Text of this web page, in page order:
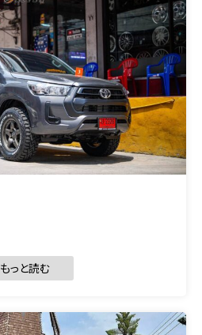
もっと読む